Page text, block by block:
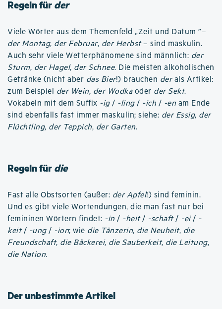
Regeln fürder
Viele Wörter aus dem Themenfeld „Zeit und Datum ”–
der Montag, der Februar, der Herbst– sind maskulin.
Auch sehr viele Wetterphänomene sind männlich: der
Sturm, der Hagel, der Schnee. Die meisten alkoholischen
Getränke (nicht aber das Bier!) brauchen derals Artikel:
zum Beispiel der Wein, der Wodkaoder der Sekt.
Vokabeln mit dem Suffix -ig/ -ling/ -ich / -en am Ende
sind ebenfalls fast immer maskulin; siehe: der Essig, der
Flüchtling, der Teppich, der Garten.
Regeln fürdie
Fast alle Obstsorten (außer: der Apfel!) sind feminin.
Und es gibt viele Wortendungen, die man fast nur bei
femininen Wörtern findet: -in / -heit/ -schaft/ -ei/ -
keit/ -ung/ -ion; wie die Tänzerin, die Neuheit, die
Freundschaft, die Bäckerei, die Sauberkeit, die Leitung,
die Nation.
Der unbestimmte Artikel